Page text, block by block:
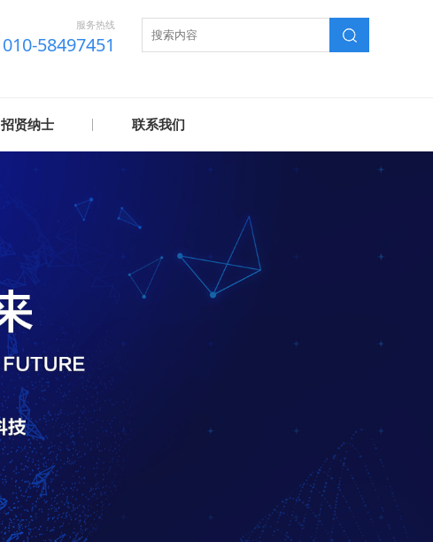
服务热线
010-58497451
招贤纳士 联系我们